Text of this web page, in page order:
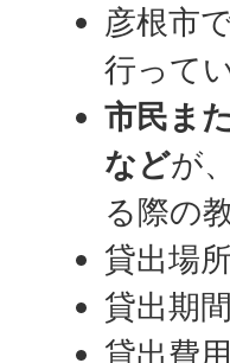
彦根市
行って
市民ま
などが
る際の
貸出場
貸出期間
貸出費